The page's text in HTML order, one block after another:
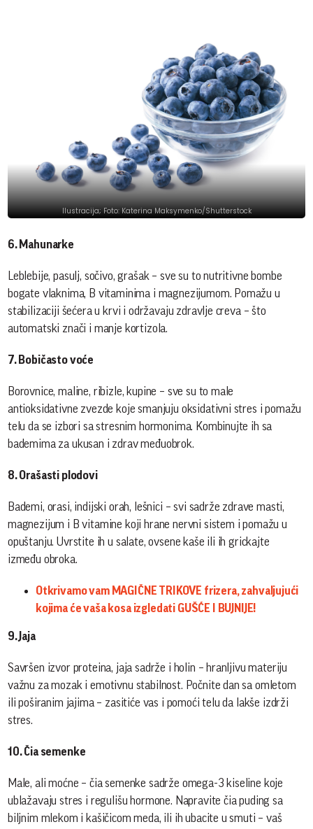
Ilustracija; Foto: Katerina Maksymenko/Shutterstock
6. Mahunarke
Leblebije, pasulj, sočivo, grašak – sve su to nutritivne bombe
bogate vlaknima, B vitaminima i magnezijumom. Pomažu u
stabilizaciji šećera u krvi i održavaju zdravlje creva – što
automatski znači i manje kortizola.
7. Bobičasto voće
Borovnice, maline, ribizle, kupine – sve su to male
antioksidativne zvezde koje smanjuju oksidativni stres i pomažu
telu da se izbori sa stresnim hormonima. Kombinujte ih sa
bademima za ukusan i zdrav međuobrok.
8. Orašasti plodovi
Bademi, orasi, indijski orah, lešnici – svi sadrže zdrave masti,
magnezijum i B vitamine koji hrane nervni sistem i pomažu u
opuštanju. Uvrstite ih u salate, ovsene kaše ili ih grickajte
između obroka.
Otkrivamo vam MAGIČNE TRIKOVE frizera, zahvaljujući
kojima će vaša kosa izgledati GUŠĆE I BUJNIJE!
9. Jaja
Savršen izvor proteina, jaja sadrže i holin – hranljivu materiju
važnu za mozak i emotivnu stabilnost. Počnite dan sa omletom
ili poširanim jajima – zasitiće vas i pomoći telu da lakše izdrži
stres.
10. Čia semenke
Male, ali moćne – čia semenke sadrže omega-3 kiseline koje
ublažavaju stres i regulišu hormone. Napravite čia puding sa
biljnim mlekom i kašičicom meda, ili ih ubacite u smuti – vaš